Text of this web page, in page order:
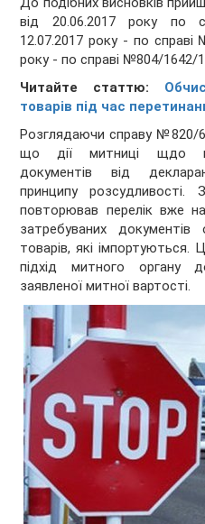
від 20.06.2017 року по
12.07.2017 року - по справі
року - по справі №804/1642/
Читайте статтю:
товарів під час
Розглядаючи справу №820/
що дії митниці щдо
документів від
принципу розсудливості.
повторював перелік вже
затребуваних
товарів, які
підхід митного органу
заявленої митної вартості.